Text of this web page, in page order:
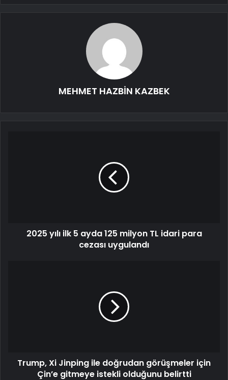
MEHMET HAZBİN KAZBEK
2025 yılı ilk 5 ayda 125 milyon TL idari para
cezası uygulandı
Trump, Xi Jinping ile doğrudan görüşmeler için
Çin’e gitmeye istekli olduğunu belirtti